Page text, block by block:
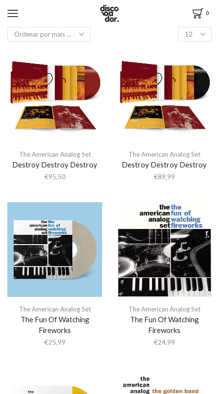
0
The American Analog Set
Destroy Destroy Destroy
€95,50
The American Analog Set
Destroy Destroy Destroy
€89,99
The American Analog Set
The Fun Of Watching
Fireworks
€25,99
The American Analog Set
The Fun Of Watching
Fireworks
€24,99